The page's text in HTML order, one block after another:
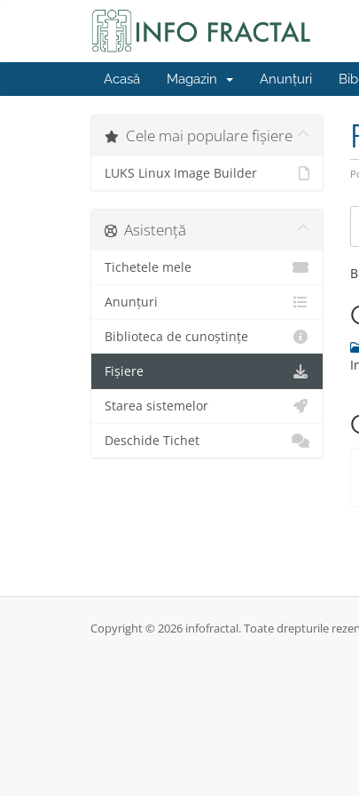
Acasă Magazin Anunțuri
Cele mai populare fișiere
LUKS Linux Image Builder
Asistență
Tichetele mele
Anunțuri
Biblioteca de cunoștințe
Fișiere
Starea sistemelor
Deschide Tichet
Copyright © 2026 infofractal. Toate drepturile